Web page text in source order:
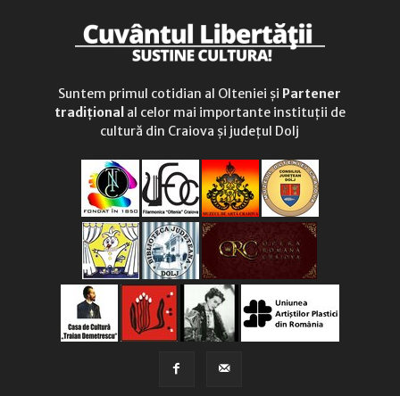
Suntem primul cotidian al Olteniei și Partener
tradițional al celor mai importante instituții de
cultură din Craiova și județul Dolj